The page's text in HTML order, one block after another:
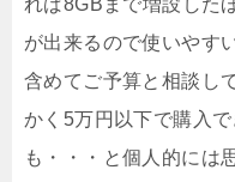
れば8GBまで増設した
が出来るので使いやす
含めてご予算と相談し
かく5万円以下で購入
も・・・と個人的には